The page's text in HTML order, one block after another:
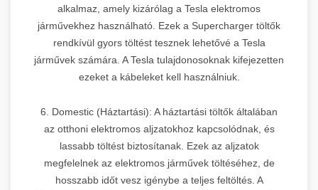
alkalmaz, amely kizárólag a Tesla elektromos
járművekhez használható. Ezek a Supercharger töltők
rendkívül gyors töltést tesznek lehetővé a Tesla
járművek számára. A Tesla tulajdonosoknak kifejezetten
ezeket a kábeleket kell használniuk.
6. Domestic (Háztartási): A háztartási töltők általában
az otthoni elektromos aljzatokhoz kapcsolódnak, és
lassabb töltést biztosítanak. Ezek az aljzatok
megfelelnek az elektromos járművek töltéséhez, de
hosszabb időt vesz igénybe a teljes feltöltés. A